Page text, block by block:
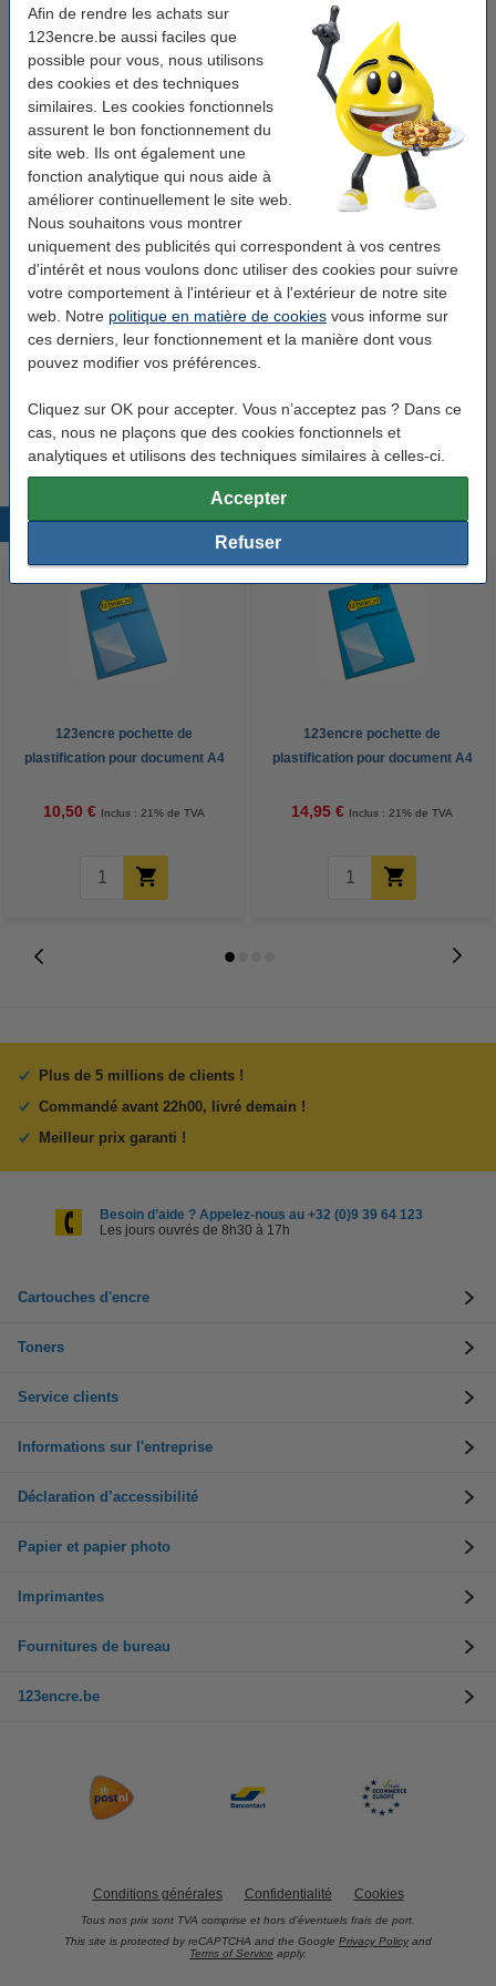
Afin de rendre les achats sur
123encre.be aussi faciles que
possible pour vous, nous utilisons
des cookies et des techniques
similaires. Les cookies fonctionnels
assurent le bon fonctionnement du
site web. Ils ont également une
fonction analytique qui nous aide à
améliorer continuellement le site web.
Nous souhaitons vous montrer
uniquement des publicités qui correspondent à vos centres
d'intérêt et nous voulons donc utiliser des cookies pour suivre
votre comportement à l'intérieur et à l'extérieur de notre site
web. Notre politique en matière de cookies vous informe sur
ces derniers, leur fonctionnement et la manière dont vous
pouvez modifier vos préférences.
Cliquez sur OK pour accepter. Vous n’acceptez pas ? Dans ce
cas, nous ne plaçons que des cookies fonctionnels et
analytiques et utilisons des techniques similaires à celles-ci.
Accepter
Refuser
Finition: brillant
Nombre: 100 pièce(s)
Epaisseur: 2 x 125 microns
Pack avantageux !
Offre : 3x 123encre pochette de plastification
pour document A5 brillant 2x125 microns (100
pièces)
Bon plan : commandez également
123encre papier d'impression 1 ramette de 500
feuilles A5 - 80 g/m²
5,95 €
marqueurs pour tableau blanc (2,5 mm ogive) -
noir/rouge/bleu/vert
6,95 €
Produits populaires
123encre pochette de
plastification pour document A4
pièces)
10,50 € Inclus : 21% de TVA
123encre pochette de
plastification pour document A4
pièces)
14,95 € Inclus : 21% de TVA
Plus de 5 millions de clients !
Commandé avant 22h00, livré demain !
Meilleur prix garanti !
Besoin d’aide ? Appelez-nous au +32 (0)9 39 64 123
Les jours ouvrés de 8h30 à 17h
Cartouches d'encre
Toners
Service clients
Informations sur l'entreprise
Déclaration d’accessibilité
Papier et papier photo
Imprimantes
Fournitures de bureau
123encre.be
Conditions générales Confidentialité Cookies
Tous nos prix sont TVA comprise et hors d’éventuels frais de port.
This site is protected by reCAPTCHA and the Google Privacy Policy and
Terms of Service apply.